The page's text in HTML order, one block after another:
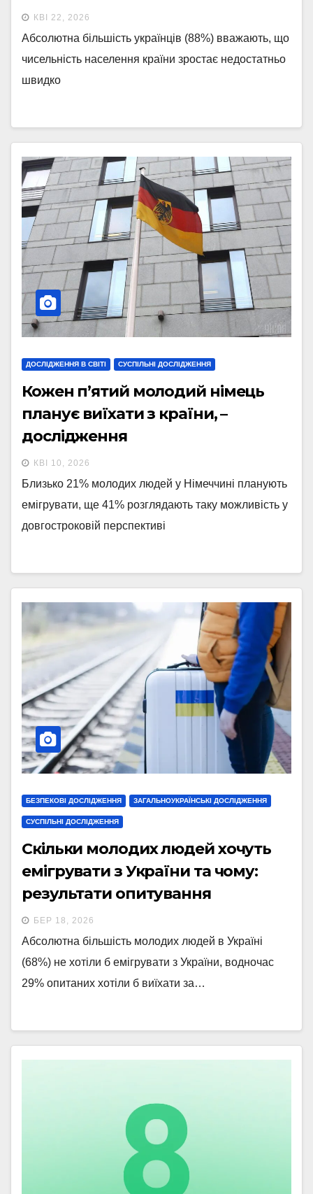
рамках міжнародного
дослідження “End of Year” від
Gallup International. Випуск 4
КВІ 22, 2026
Абсолютна більшість українців (88%) вважають, що
чисельність населення країни зростає недостатньо
швидко
ДОСЛІДЖЕННЯ В СВІТІ СУСПІЛЬНІ ДОСЛІДЖЕННЯ
Кожен п’ятий молодий німець
планує виїхати з країни, –
дослідження
КВІ 10, 2026
Близько 21% молодих людей у Німеччині планують
емігрувати, ще 41% розглядають таку можливість у
довгостроковій перспективі
БЕЗПЕКОВІ ДОСЛІДЖЕННЯ ЗАГАЛЬНОУКРАЇНСЬКІ ДОСЛІДЖЕННЯ
СУСПІЛЬНІ ДОСЛІДЖЕННЯ
Скільки молодих людей хочуть
емігрувати з України та чому:
результати опитування
БЕР 18, 2026
Абсолютна більшість молодих людей в Україні
(68%) не хотіли б емігрувати з України, водночас
29% опитаних хотіли б виїхати за…